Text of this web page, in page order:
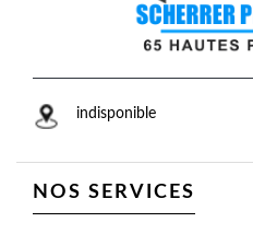
indisponible
NOS SERVICES